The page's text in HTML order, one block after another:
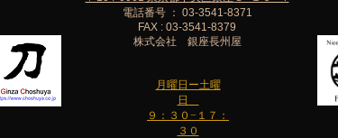
月曜日ー土曜
日
９：３０−１７：
３０
電話番号 ： 03-3541-8371
FAX : 03-3541-8379
株式会社 銀座長州屋